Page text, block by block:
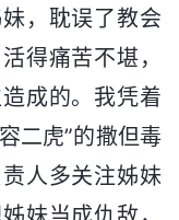
，耽误了教会
得痛苦不堪，
成的。我凭着
二虎”的撒但毒
人多关注姊妹